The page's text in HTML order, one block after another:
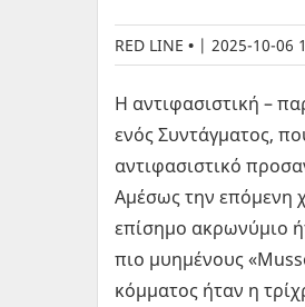
RED LINE | 2025-10-06
Η αντιφασιστική –
ενός Συντάγματος,
αντιφασιστικό
Αμέσως την επόμενη
επίσημο ακρωνύμιο
πιο μυημένους
κόμματος ήταν η